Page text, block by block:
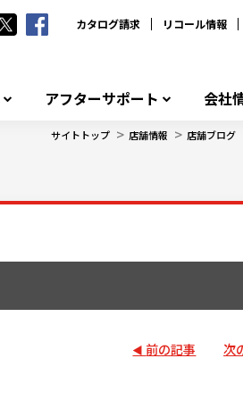
カタログ請求 リコール情報
アフターサポート 会社
サイトトップ > 店舗情報 > 店舗ブログ
前の記事 次